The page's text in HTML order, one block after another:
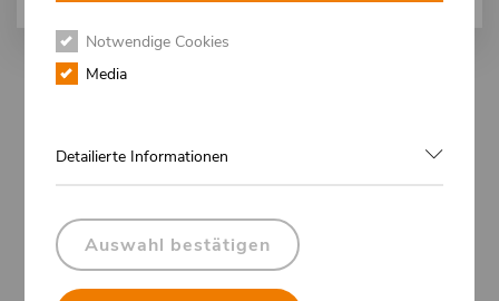
Notwendige Cookies
Media
Detailierte Informationen
Auswahl bestätigen